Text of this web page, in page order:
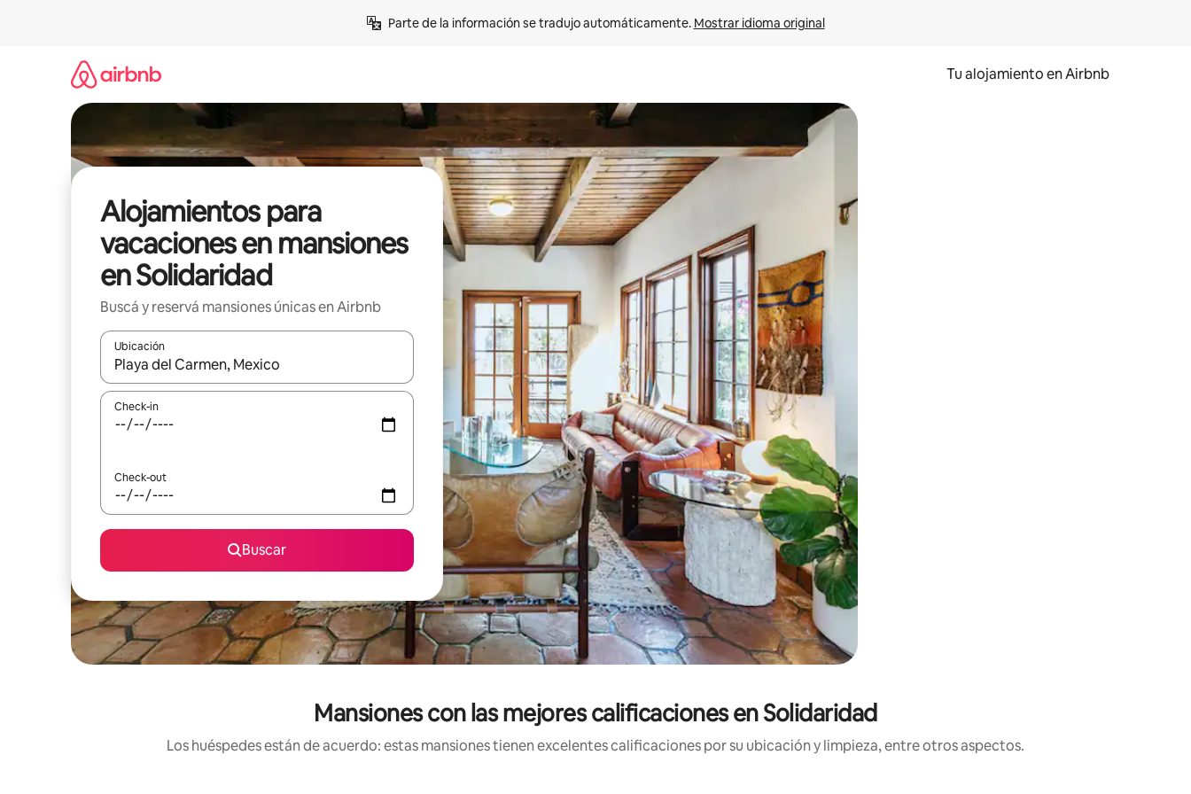
Parte de la información se tradujo automáticamente. Mostrar idioma original
Tu alojamiento en Airbnb
Alojamientos para
vacaciones en mansiones
en Solidaridad
Buscá y reservá mansiones únicas en Airbnb
Ubicación
Cuando los resultados estén disponibles, navegá con las teclas de flecha hacia arriba y hacia abajo o explorá deslizando el dedo.
Check-in
Check-out
Buscar
Mansiones con las mejores calificaciones en Solidaridad
Los huéspedes están de acuerdo: estas mansiones tienen excelentes calificaciones por su ubicación y limpieza, entre otros aspectos.